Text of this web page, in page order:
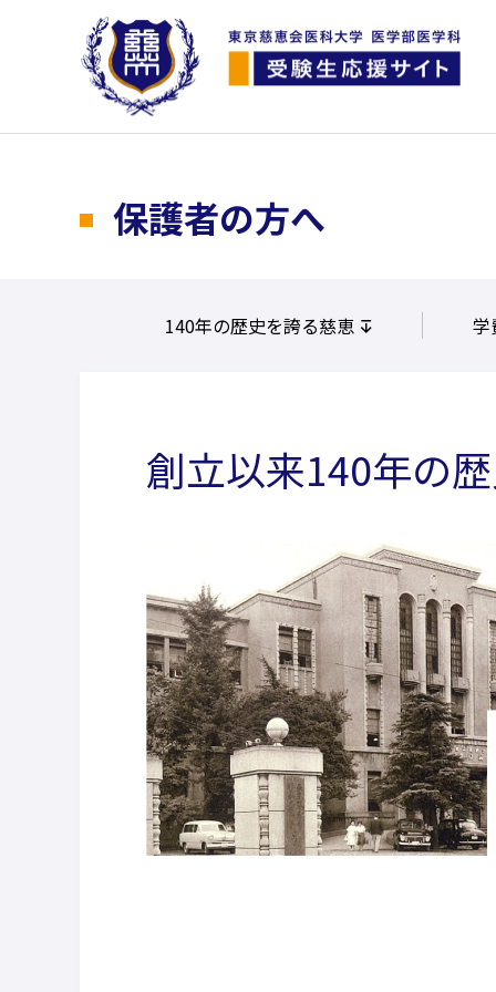
保護者の方へ
140年の歴史を誇る慈恵 学
創立以来140年の